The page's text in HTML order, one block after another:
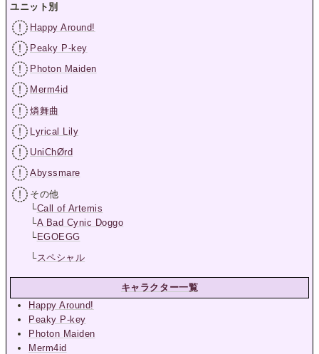
ユニット別
Happy Around!
Peaky P-key
Photon Maiden
Merm4id
燐舞曲
Lyrical Lily
UniChØrd
Abyssmare
その他
└Call of Artemis
└A Bad Cynic Doggo
└EGOEGG
└スペシャル
キャラクター一覧
Happy Around!
Peaky P-key
Photon Maiden
Merm4id